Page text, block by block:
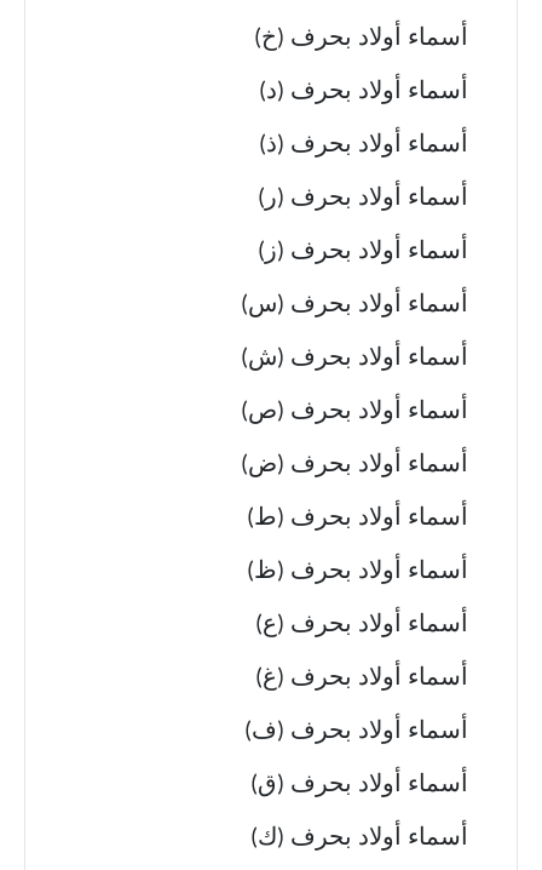
أسماء أولاد بحرف (خ)
أسماء أولاد بحرف (د)
أسماء أولاد بحرف (ذ)
أسماء أولاد بحرف (ر)
أسماء أولاد بحرف (ز)
أسماء أولاد بحرف (س)
أسماء أولاد بحرف (ش)
أسماء أولاد بحرف (ص)
أسماء أولاد بحرف (ض)
أسماء أولاد بحرف (ط)
أسماء أولاد بحرف (ظ)
أسماء أولاد بحرف (ع)
أسماء أولاد بحرف (غ)
أسماء أولاد بحرف (ف)
أسماء أولاد بحرف (ق)
أسماء أولاد بحرف (ك)